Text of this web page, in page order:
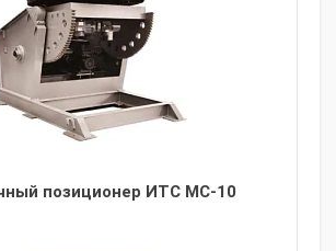
позиционер ИТС МС-10